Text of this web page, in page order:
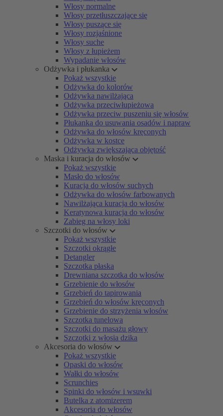
Włosy normalne
Włosy przetłuszczające się
Włosy puszące się
Włosy rozjaśnione
Włosy suche
Włosy z łupieżem
Wypadanie włosów
Odżywka i płukanka
Pokaż wszystkie
Odżywka do kolorów
Odżywka nawilżająca
Odżywka przeciwłupieżowa
Odżywka przeciw puszeniu się włosów
Płukanka do usuwania osadów i napraw
Odżywka do włosów kręconych
Odżywka w kostce
Odżywka zwiększająca objętość
Maska i kuracja do włosów
Pokaż wszystkie
Masło do włosów
Kuracja do włosów suchych
Odżywka do włosów farbowanych
Nawilżająca kuracja do włosów
Keratynowa kuracja do włosów
Zabieg na włosy loki
Szczotki do włosów
Pokaż wszystkie
Szczotki okrągłe
Detangler
Szczotka płaska
Drewniana szczotka do włosów
Grzebienie do włosów
Grzebień do tapirowania
Grzebień do włosów kręconych
Grzebienie do strzyżenia włosów
Szczotka tunelowa
Szczotki do masażu głowy
Szczotki z włosia dzika
Akcesoria do włosów
Pokaż wszystkie
Opaski do włosów
Wałki do włosów
Scrunchies
Spinki do włosów i wsuwki
Butelka z atomizerem
Akcesoria do włosów